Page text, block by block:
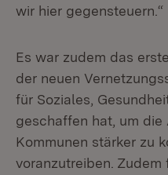
wir hier gegensteuern.“
Es war zudem das
der neuen
für Soziales,
geschaffen hat, um
Kommunen stärker zu
voranzutreiben.